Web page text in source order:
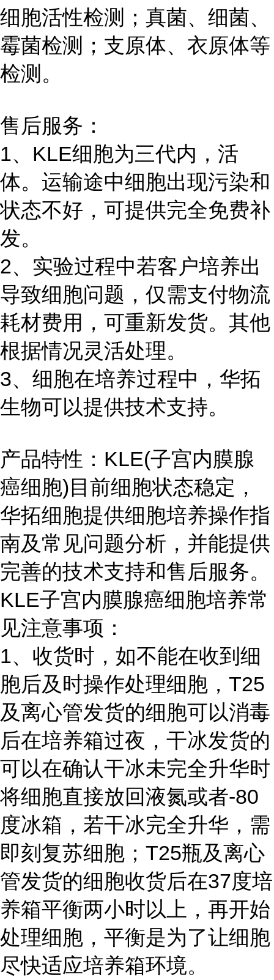
细胞活性检测；真菌、细菌、
霉菌检测；支原体、衣原体等
检测。
售后服务：
1、KLE细胞为三代内，活
体。运输途中细胞出现污染和
状态不好，可提供完全免费补
发。
2、实验过程中若客户培养出
导致细胞问题，仅需支付物流
耗材费用，可重新发货。其他
根据情况灵活处理。
3、细胞在培养过程中，华拓
生物可以提供技术支持。
产品特性：KLE(子宫内膜腺
癌细胞)目前细胞状态稳定，
华拓细胞提供细胞培养操作指
南及常见问题分析，并能提供
完善的技术支持和售后服务。
KLE子宫内膜腺癌细胞培养常
见注意事项：
1、收货时，如不能在收到细
胞后及时操作处理细胞，T25
及离心管发货的细胞可以消毒
后在培养箱过夜，干冰发货的
可以在确认干冰未完全升华时
将细胞直接放回液氮或者-80
度冰箱，若干冰完全升华，需
即刻复苏细胞；T25瓶及离心
管发货的细胞收货后在37度培
养箱平衡两小时以上，再开始
处理细胞，平衡是为了让细胞
尽快适应培养箱环境。